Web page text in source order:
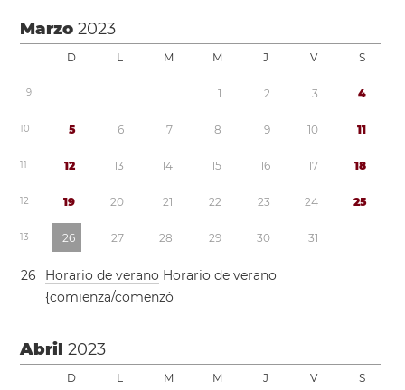
Marzo2023
D L M M J V S
9 1 2 3 4
10 5 6 7 8 9 10 11
11 12 13 14 15 16 17 18
12 19 20 21 22 23 24 25
13 26 27 28 29 30 31
26 Horario de verano Horario de verano
{comienza/comenzó
Abril2023
D L M M J V S